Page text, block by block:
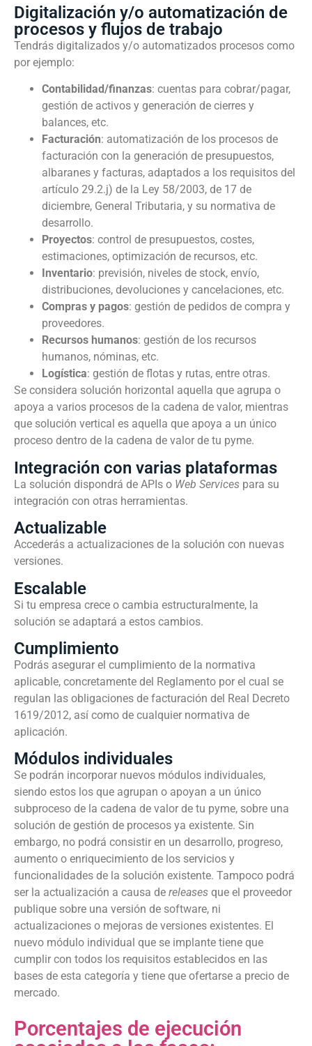
Digitalización y/o automatización de
procesos y flujos de trabajo
Tendrás digitalizados y/o automatizados procesos como
por ejemplo:
Contabilidad/finanzas: cuentas para cobrar/pagar,
gestión de activos y generación de cierres y
balances, etc.
Facturación: automatización de los procesos de
facturación con la generación de presupuestos,
albaranes y facturas, adaptados a los requisitos del
artículo 29.2.j) de la Ley 58/2003, de 17 de
diciembre, General Tributaria, y su normativa de
desarrollo.
Proyectos: control de presupuestos, costes,
estimaciones, optimización de recursos, etc.
Inventario: previsión, niveles de stock, envío,
distribuciones, devoluciones y cancelaciones, etc.
Compras y pagos: gestión de pedidos de compra y
proveedores.
Recursos humanos: gestión de los recursos
humanos, nóminas, etc.
Logística: gestión de flotas y rutas, entre otras.
Se considera solución horizontal aquella que agrupa o
apoya a varios procesos de la cadena de valor, mientras
que solución vertical es aquella que apoya a un único
proceso dentro de la cadena de valor de tu pyme.
Integración con varias plataformas
La solución dispondrá de APIs o Web Services para su
integración con otras herramientas.
Actualizable
Accederás a actualizaciones de la solución con nuevas
versiones.
Escalable
Si tu empresa crece o cambia estructuralmente, la
solución se adaptará a estos cambios.
Cumplimiento
Podrás asegurar el cumplimiento de la normativa
aplicable, concretamente del Reglamento por el cual se
regulan las obligaciones de facturación del Real Decreto
1619/2012, así como de cualquier normativa de
aplicación.
Módulos individuales
Se podrán incorporar nuevos módulos individuales,
siendo estos los que agrupan o apoyan a un único
subproceso de la cadena de valor de tu pyme, sobre una
solución de gestión de procesos ya existente. Sin
embargo, no podrá consistir en un desarrollo, progreso,
aumento o enriquecimiento de los servicios y
funcionalidades de la solución existente. Tampoco podrá
ser la actualización a causa de releases que el proveedor
publique sobre una versión de software, ni
actualizaciones o mejoras de versiones existentes. El
nuevo módulo individual que se implante tiene que
cumplir con todos los requisitos establecidos en las
bases de esta categoría y tiene que ofertarse a precio de
mercado.
Porcentajes de ejecución